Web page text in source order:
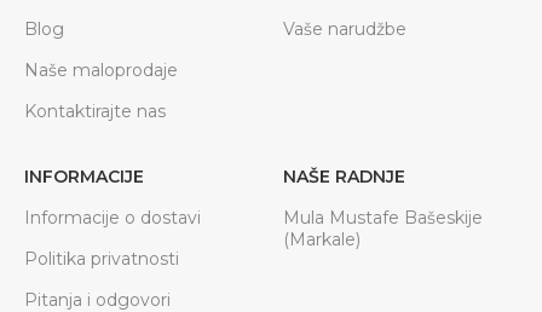
Blog
Naše maloprodaje
Kontaktirajte nas
Vaše narudžbe
INFORMACIJE
Informacije o dostavi
Politika privatnosti
Pitanja i odgovori
NAŠE RADNJE
Mula Mustafe Bašeskije
(Markale)